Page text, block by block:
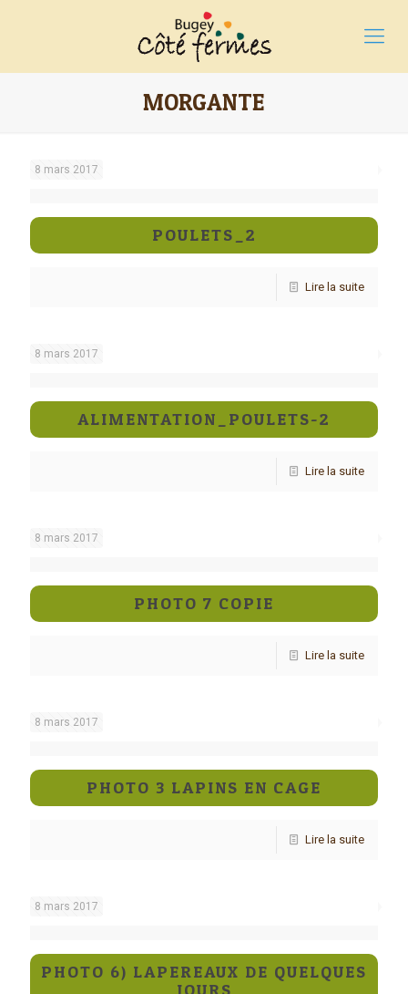
MORGANTE
8 mars 2017
POULETS_2
Lire la suite
8 mars 2017
ALIMENTATION_POULETS-2
Lire la suite
8 mars 2017
PHOTO 7 COPIE
Lire la suite
8 mars 2017
PHOTO 3 LAPINS EN CAGE
Lire la suite
8 mars 2017
PHOTO 6) LAPEREAUX DE QUELQUES
JOURS